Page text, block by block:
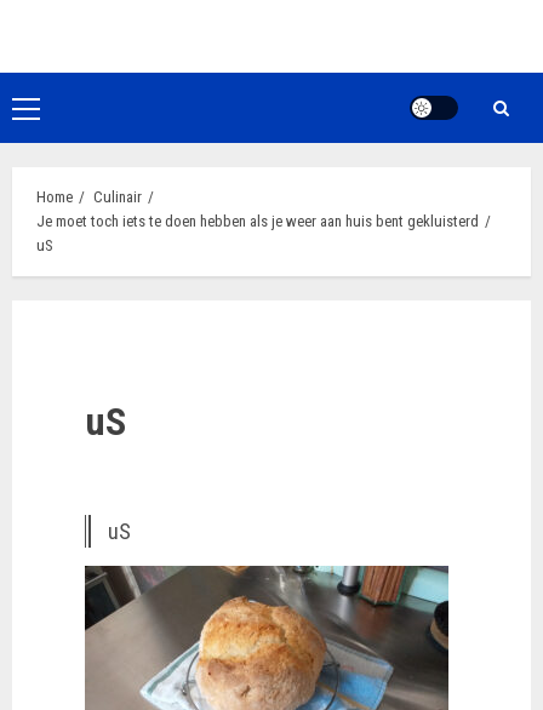
de
inhoudPrimair
menu
Home
Culinair
Je moet toch iets te doen hebben als je weer aan huis bent gekluisterd
uS
uS
uS